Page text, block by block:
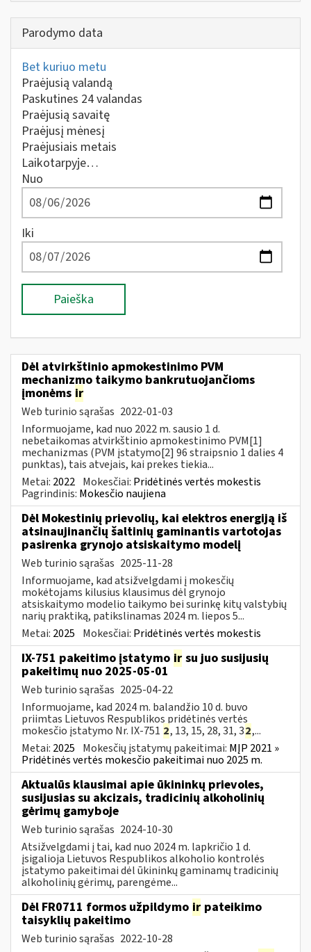
Parodymo data
Bet kuriuo metu
Praėjusią valandą
Paskutines 24 valandas
Praėjusią savaitę
Praėjusį mėnesį
Praėjusiais metais
Laikotarpyje…
Nuo
Iki
Paieška
Dėl atvirkštinio apmokestinimo PVM
mechanizmo taikymo bankrutuojančioms
įmonėms ir
Web turinio sąrašas 2022-01-03
Informuojame, kad nuo 2022 m. sausio 1 d.
nebetaikomas atvirkštinio apmokestinimo PVM[1]
mechanizmas (PVM įstatymo[2] 96 straipsnio 1 dalies 4
punktas), tais atvejais, kai prekes tiekia...
Metai: 2022 Mokesčiai: Pridėtinės vertės mokestis
Pagrindinis: Mokesčio naujiena
Dėl Mokestinių prievolių, kai elektros energiją iš
atsinaujinančių šaltinių gaminantis vartotojas
pasirenka grynojo atsiskaitymo modelį
Web turinio sąrašas 2025-11-28
Informuojame, kad atsižvelgdami į mokesčių
mokėtojams kilusius klausimus dėl grynojo
atsiskaitymo modelio taikymo bei surinkę kitų valstybių
narių praktiką, patikslinamas 2024 m. liepos 5...
Metai: 2025 Mokesčiai: Pridėtinės vertės mokestis
IX-751 pakeitimo įstatymo ir su juo susijusių
pakeitimų nuo 2025-05-01
Web turinio sąrašas 2025-04-22
Informuojame, kad 2024 m. balandžio 10 d. buvo
priimtas Lietuvos Respublikos pridėtinės vertės
mokesčio įstatymo Nr. IX-751 2, 13, 15, 28, 31, 32,...
Metai: 2025 Mokesčių įstatymų pakeitimai: MĮP 2021 »
Pridėtinės vertės mokesčio pakeitimai nuo 2025 m.
Aktualūs klausimai apie ūkininkų prievoles,
susijusias su akcizais, tradicinių alkoholinių
gėrimų gamyboje
Web turinio sąrašas 2024-10-30
Atsižvelgdami į tai, kad nuo 2024 m. lapkričio 1 d.
įsigalioja Lietuvos Respublikos alkoholio kontrolės
įstatymo pakeitimai dėl ūkininkų gaminamų tradicinių
alkoholinių gėrimų, parengėme...
Dėl FR0711 formos užpildymo ir pateikimo
taisyklių pakeitimo
Web turinio sąrašas 2022-10-28